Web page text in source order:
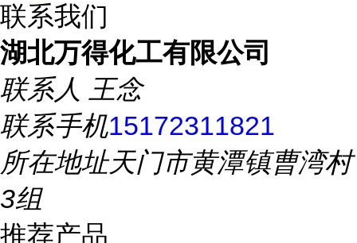
联系我们
湖北万得化工有限公司
联系人 王念
联系手机15172311821
所在地址天门市黄潭镇曹湾村
3组
推荐产品